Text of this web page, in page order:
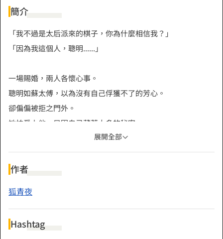
簡介
「我不過是太后派來的棋子，你為什麼相信我？」
「因為我這個人，聰明......」
一場賜婚，兩人各懷心事。
聰明如蘇太傅，以為沒有自己俘獲不了的芳心。
卻偏偏被拒之門外。
她怕愛上他，只因自己藏著太多的秘密。
一世情緣，是否能花開見喜？
展開全部
作者
狐青夜
Hashtag